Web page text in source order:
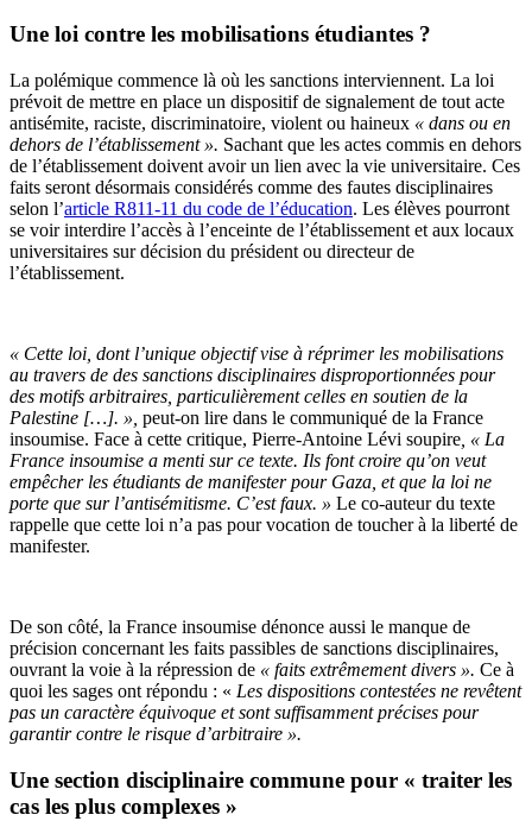
Une loi contre les mobilisations étudiantes ?
La polémique commence là où les sanctions interviennent. La loi
prévoit de mettre en place un dispositif de signalement de tout acte
antisémite, raciste, discriminatoire, violent ou haineux « dans ou en
dehors de l’établissement ». Sachant que les actes commis en dehors
de l’établissement doivent avoir un lien avec la vie universitaire. Ces
faits seront désormais considérés comme des fautes disciplinaires
selon l’article R811-11 du code de l’éducation. Les élèves pourront
se voir interdire l’accès à l’enceinte de l’établissement et aux locaux
universitaires sur décision du président ou directeur de
l’établissement.
« Cette loi, dont l’unique objectif vise à réprimer les mobilisations
au travers de des sanctions disciplinaires disproportionnées pour
des motifs arbitraires, particulièrement celles en soutien de la
Palestine […]. », peut-on lire dans le communiqué de la France
insoumise. Face à cette critique, Pierre-Antoine Lévi soupire , « La
France insoumise a menti sur ce texte. Ils font croire qu’on veut
empêcher les étudiants de manifester pour Gaza, et que la loi ne
porte que sur l’antisémitisme. C’est faux. » Le co-auteur du texte
rappelle que cette loi n’a pas pour vocation de toucher à la liberté de
manifester.
De son côté, la France insoumise dénonce aussi le manque de
précision concernant les faits passibles de sanctions disciplinaires,
ouvrant la voie à la répression de « faits extrêmement divers ». Ce à
quoi les sages ont répondu : « Les dispositions contestées ne revêtent
pas un caractère équivoque et sont suffisamment précises pour
garantir contre le risque d’arbitraire ».
Une section disciplinaire commune pour « traiter les
cas les plus complexes »